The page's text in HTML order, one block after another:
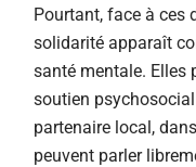
Pourtant, face à ces
solidarité apparaît
santé mentale. Elles
soutien psychosocial
partenaire local,
peuvent parler